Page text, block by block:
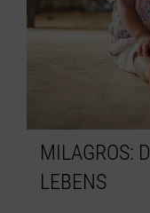
MILAGROS:
LEBENS